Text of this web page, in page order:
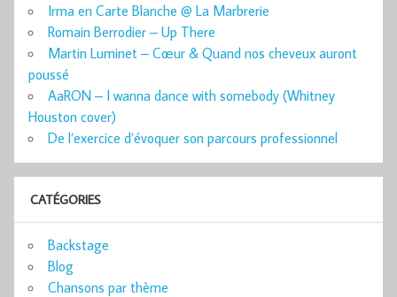
Irma en Carte Blanche @ La Marbrerie
Romain Berrodier – Up There
Martin Luminet – Cœur & Quand nos cheveux auront
poussé
AaRON – I wanna dance with somebody (Whitney
Houston cover)
De l’exercice d’évoquer son parcours professionnel
CATÉGORIES
Backstage
Blog
Chansons par thème